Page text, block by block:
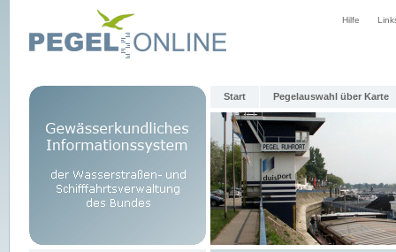
Hilfe
Start Pegelauswahl über Karte